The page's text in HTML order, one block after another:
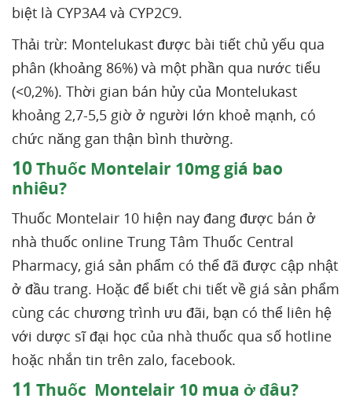
biệt là CYP3A4 và CYP2C9.
Thải trừ: Montelukast được bài tiết chủ yếu qua
phân (khoảng 86%) và một phần qua nước tiểu
(<0,2%). Thời gian bán hủy của Montelukast
khoảng 2,7-5,5 giờ ở người lớn khoẻ mạnh, có
chức năng gan thận bình thường.
10Thuốc Montelair 10mg giá bao
nhiêu?
Thuốc Montelair 10 hiện nay đang được bán ở
nhà thuốc online Trung Tâm Thuốc Central
Pharmacy, giá sản phẩm có thể đã được cập nhật
ở đầu trang. Hoặc để biết chi tiết về giá sản phẩm
cùng các chương trình ưu đãi, bạn có thể liên hệ
với dược sĩ đại học của nhà thuốc qua số hotline
hoặc nhắn tin trên zalo, facebook.
11 Thuốc Montelair 10 mua ở đâu?